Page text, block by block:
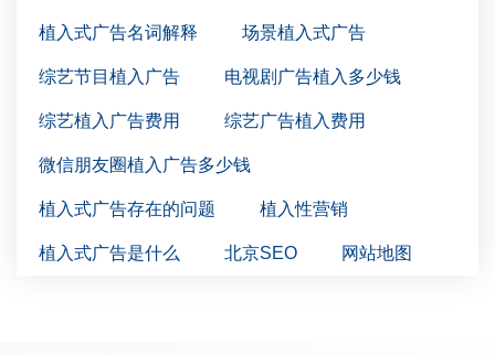
植入式广告名词解释 场景植入式广告
综艺节目植入广告 电视剧广告植入多少钱
综艺植入广告费用 综艺广告植入费用
微信朋友圈植入广告多少钱
植入式广告存在的问题 植入性营销
植入式广告是什么 北京SEO 网站地图